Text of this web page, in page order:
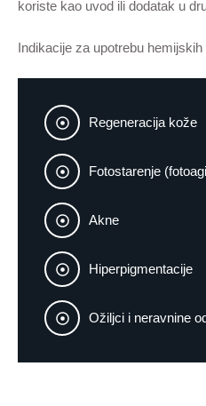
koriste kao uvod ili dodatak u
Indikacije za upotrebu hemijskih
Regeneracija kože
Fotostarenje
Akne
Hiperpigmentacije
Ožiljci i neravnine